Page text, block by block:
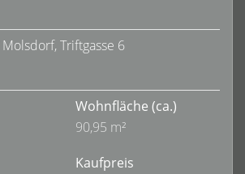
Triftgasse 6
Wohnfläche (ca.)
90,95 m²
Kaufpreis